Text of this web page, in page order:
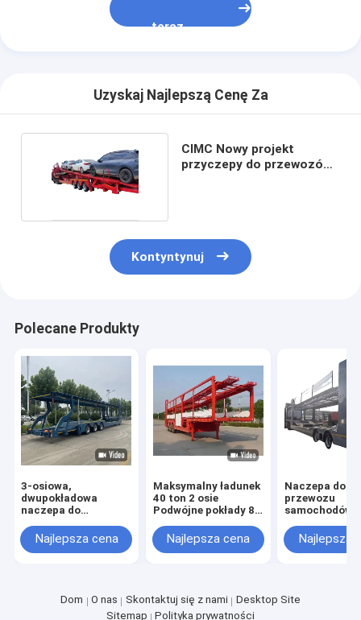
teraz
Uzyskaj Najlepszą Cenę Za
CIMC Nowy projekt
przyczepy do przewozów
Kontyntynuj
Polecane Produkty
3-osiowa,
dwupokładowa
naczepa do
samochodów
(SUV/ORV/CUV/MPV)
Najlepsza cena
Maksymalny ładunek
40 ton 2 osie
Podwójne pokłady 8
Pojemność
samochodu
Najlepsza cena
Naczepa do
przewozu
samochodów
ładowności
efektywnego
Najlepsza
Dom O nas Skontaktuj się z nami
Desktop Site
Sitemap
Polityka prywatności